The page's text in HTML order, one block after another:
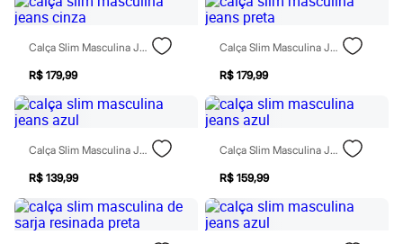
Cintos
Carteiras
Óculos
Calçados
Botas
Chinelos
Sapatos
Sandálias e Papetes
Tênis
Moda esportiva
Bermudas
Camisetas
Calça Slim Masculina Jeans Cinza
R$ 179,99
Calça Slim Masculina Jeans Preta
R$ 179,99
Calça Slim Masculina Jeans Azul
R$ 139,99
Calça Slim Masculina Jeans Azul
R$ 159,99